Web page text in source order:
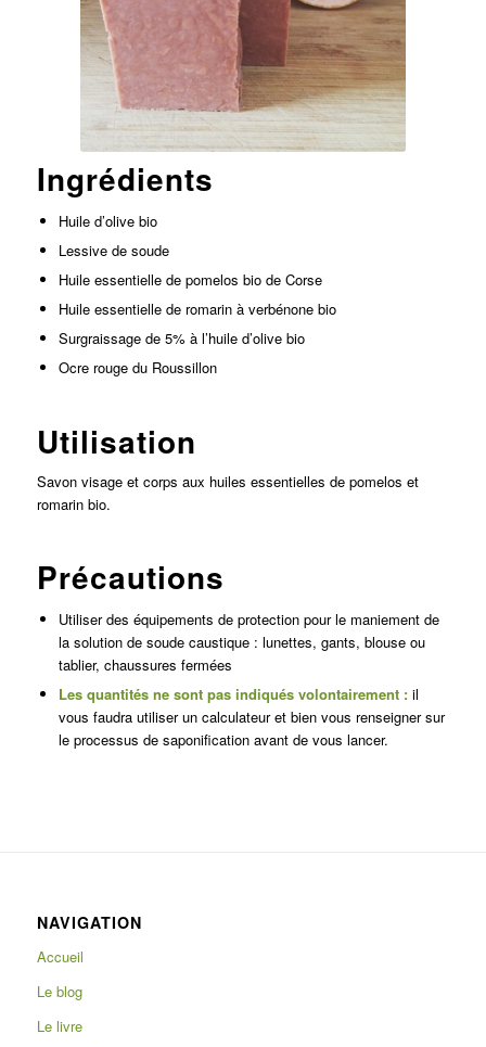
Ingrédients
Huile d’olive bio
Lessive de soude
Huile essentielle de pomelos bio de Corse
Huile essentielle de romarin à verbénone bio
Surgraissage de 5% à l’huile d’olive bio
Ocre rouge du Roussillon
Utilisation
Savon visage et corps aux huiles essentielles de pomelos et
romarin bio.
Précautions
Utiliser des équipements de protection pour le maniement de
la solution de soude caustique : lunettes, gants, blouse ou
tablier, chaussures fermées
Les quantités ne sont pas indiqués volontairement :il
vous faudra utiliser un calculateur et bien vous renseigner sur
le processus de saponification avant de vous lancer.
NAVIGATION
Accueil
Le blog
Le livre